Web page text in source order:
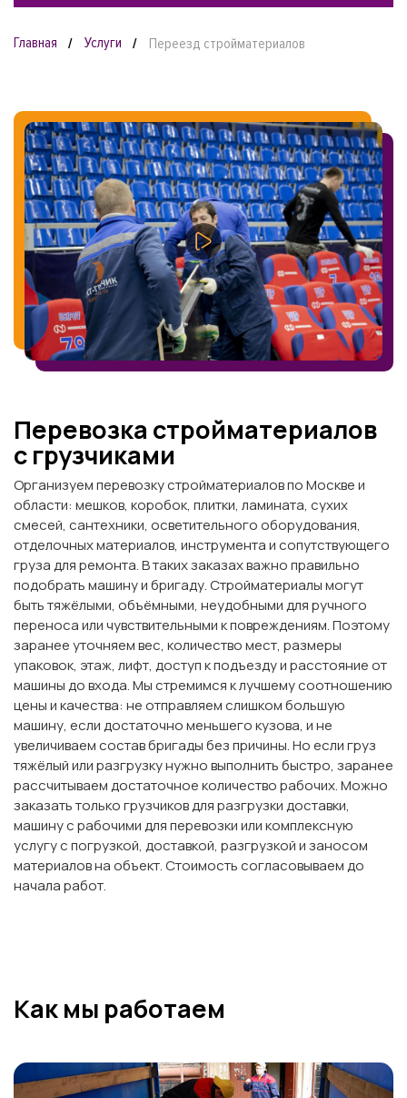
Главная Услуги Переезд стройматериалов
Перевозка стройматериалов
с грузчиками
Организуем перевозку стройматериалов по Москве и
области: мешков, коробок, плитки, ламината, сухих
смесей, сантехники, осветительного оборудования,
отделочных материалов, инструмента и сопутствующего
груза для ремонта. В таких заказах важно правильно
подобрать машину и бригаду. Стройматериалы могут
быть тяжёлыми, объёмными, неудобными для ручного
переноса или чувствительными к повреждениям. Поэтому
заранее уточняем вес, количество мест, размеры
упаковок, этаж, лифт, доступ к подъезду и расстояние от
машины до входа. Мы стремимся к лучшему соотношению
цены и качества: не отправляем слишком большую
машину, если достаточно меньшего кузова, и не
увеличиваем состав бригады без причины. Но если груз
тяжёлый или разгрузку нужно выполнить быстро, заранее
рассчитываем достаточное количество рабочих. Можно
заказать только грузчиков для разгрузки доставки,
машину с рабочими для перевозки или комплексную
услугу с погрузкой, доставкой, разгрузкой и заносом
материалов на объект. Стоимость согласовываем до
начала работ.
Как мы работаем